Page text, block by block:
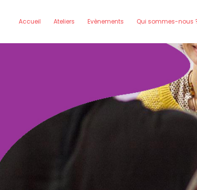
Accueil Ateliers Evènements Qui sommes-nous